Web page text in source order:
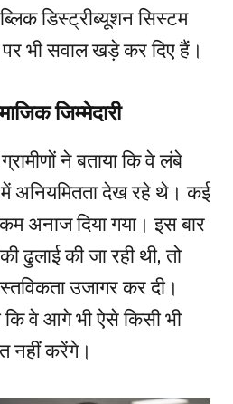
डिस्ट्रीब्यूशन सिस्टम
पर भी सवाल खड़े कर दिए हैं।
जिम्मेदारी
ने बताया कि वे लंबे
अनियमितता देख रहे थे। कई
अनाज दिया गया। इस बार
ढुलाई की जा रही थी, तो
उजागर कर दी।
कि वे आगे भी ऐसे किसी भी
नहीं करेंगे।